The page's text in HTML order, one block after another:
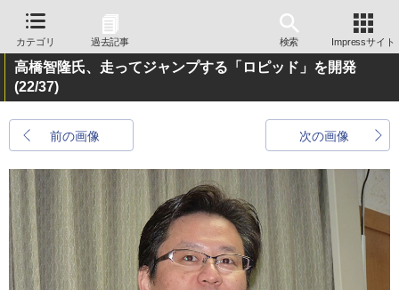
カテゴリ 過去記事 検索 Impressサイト
高橋智隆氏、走ってジャンプする「ロピッド」を開発
(22/37)
前の画像 次の画像